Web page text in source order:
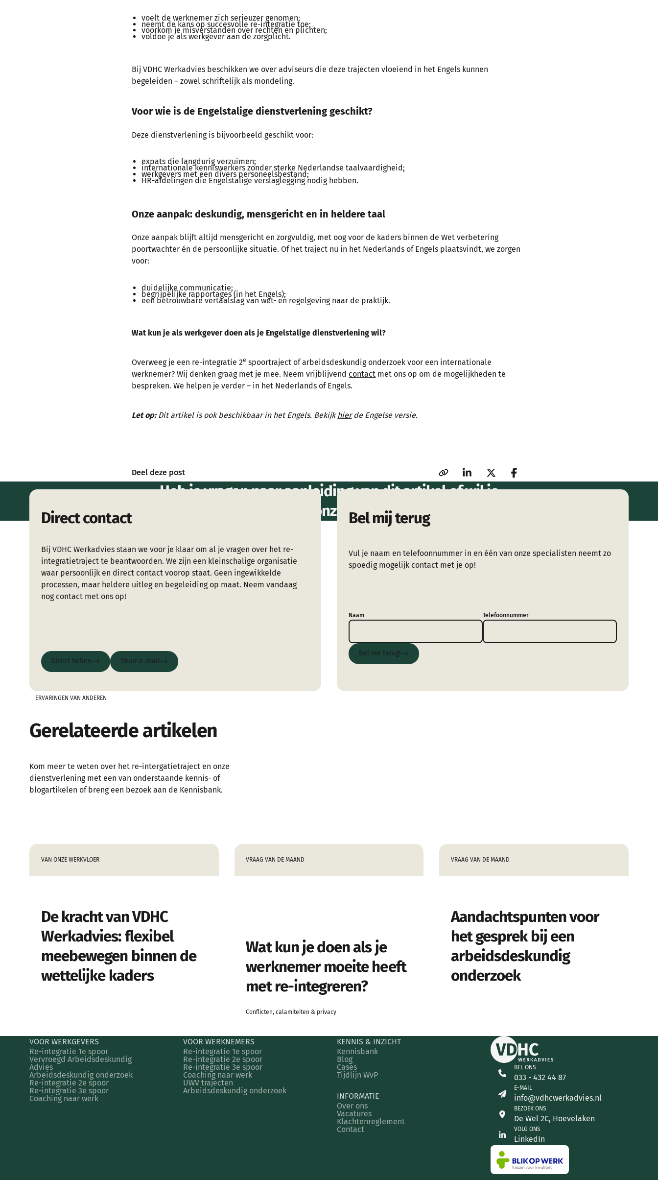
voelt de werknemer zich serieuzer genomen;
neemt de kans op succesvolle re-integratie toe;
voorkom je misverstanden over rechten en plichten;
voldoe je als werkgever aan de zorgplicht.
Bij VDHC Werkadvies beschikken we over adviseurs die deze trajecten vloeiend in het Engels kunnen
begeleiden – zowel schriftelijk als mondeling.
Voor wie is de Engelstalige dienstverlening geschikt?
Deze dienstverlening is bijvoorbeeld geschikt voor:
expats die langdurig verzuimen;
internationale kenniswerkers zonder sterke Nederlandse taalvaardigheid;
werkgevers met een divers personeelsbestand;
HR-afdelingen die Engelstalige verslaglegging nodig hebben.
Onze aanpak: deskundig, mensgericht en in heldere taal
Onze aanpak blijft altijd mensgericht en zorgvuldig, met oog voor de kaders binnen de Wet verbetering
poortwachter én de persoonlijke situatie. Of het traject nu in het Nederlands of Engels plaatsvindt, we zorgen
voor:
duidelijke communicatie;
begrijpelijke rapportages (in het Engels);
een betrouwbare vertaalslag van wet- en regelgeving naar de praktijk.
Wat kun je als werkgever doen als je Engelstalige dienstverlening wil?
Overweeg je een re-integratie 2e spoortraject of arbeidsdeskundig onderzoek voor een internationale
werknemer? Wij denken graag met je mee. Neem vrijblijvend contact met ons op om de mogelijkheden te
bespreken. We helpen je verder – in het Nederlands of Engels.
Let op:Dit artikel is ook beschikbaar in het Engels. Bekijkhierde Engelse versie.
Deel deze post
Heb je vragen naar aanleiding van dit artikel of wil je
meer weten over onze dienstverlening?
Direct contact
Bij VDHC Werkadvies staan we voor je klaar om al je vragen over het re-
integratietraject te beantwoorden. We zijn een kleinschalige organisatie
waar persoonlijk en direct contact voorop staat. Geen ingewikkelde
processen, maar heldere uitleg en begeleiding op maat. Neem vandaag
nog contact met ons op!
Direct bellen
Direct bellen
Stuur e-mail
Stuur e-mail
Bel mij terug
Vul je naam en telefoonnummer in en één van onze specialisten neemt zo
spoedig mogelijk contact met je op!
Naam Telefoonnummer
Bel me terug!
Bel me terug!
ERVARINGEN VAN ANDEREN
Gerelateerde artikelen
Kom meer te weten over het re-intergatietraject en onze
dienstverlening met een van onderstaande kennis- of
blogartikelen of breng een bezoek aan de Kennisbank.
VAN ONZE WERKVLOER
De kracht van VDHC
Werkadvies: flexibel
meebewegen binnen de
wettelijke kaders
VRAAG VAN DE MAAND
Wat kun je doen als je
werknemer moeite heeft
met re-integreren?
Conflicten, calamiteiten & privacy
VRAAG VAN DE MAAND
Aandachtspunten voor
het gesprek bij een
arbeidsdeskundig
onderzoek
VOOR WERKGEVERS
Re-integratie 1e spoor
Vervroegd Arbeidsdeskundig
Advies
Arbeidsdeskundig onderzoek
Re-integratie 2e spoor
Re-integratie 3e spoor
Coaching naar werk
VOOR WERKNEMERS
Re-integratie 1e spoor
Re-integratie 2e spoor
Re-integratie 3e spoor
Coaching naar werk
UWV trajecten
Arbeidsdeskundig onderzoek
KENNIS & INZICHT
Kennisbank
Blog
Cases
Tijdlijn WvP
INFORMATIE
Over ons
Vacatures
Klachtenreglement
Contact
BEL ONS
033 - 432 44 87
E-MAIL
info@vdhcwerkadvies.nl
BEZOEK ONS
De Wel 2C, Hoevelaken
VOLG ONS
LinkedIn